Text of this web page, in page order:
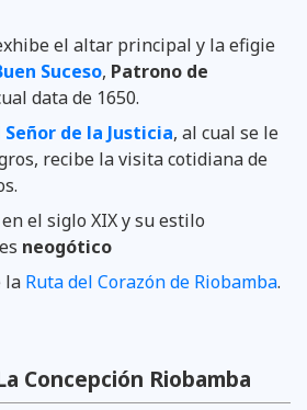
el altar principal y la efigie
Suceso, Patrono de
data de 1650.
de la Justicia, al cual se le
recibe la visita cotidiana de
el siglo XIX y su estilo
neogótico
la Ruta del Corazón de Riobamba.
Concepción Riobamba